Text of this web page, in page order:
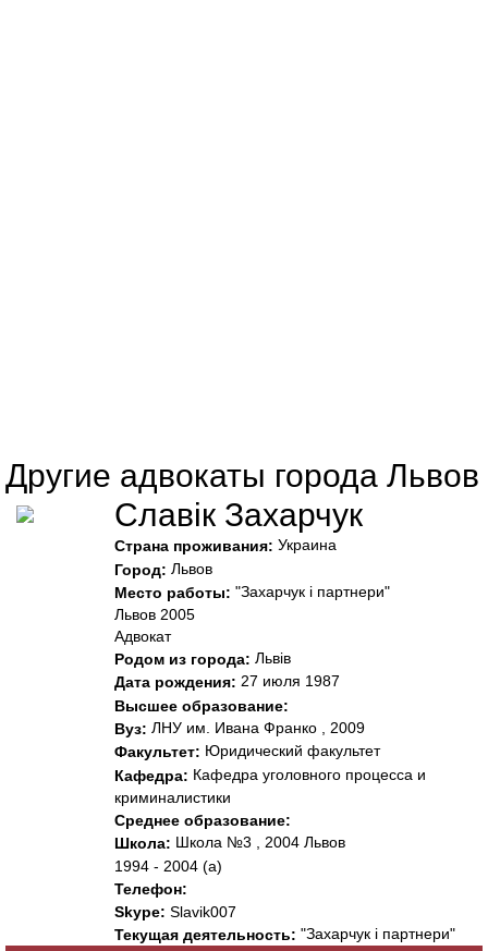
Другие адвокаты города Львов
Славік Захарчук
Страна проживания: Украина
Город: Львов
Место работы: "Захарчук і партнери"
Львов 2005
Адвокат
Родом из города: Львів
Дата рождения: 27 июля 1987
Высшее образование:
Вуз: ЛНУ им. Ивана Франко , 2009
Факультет: Юридический факультет
Кафедра: Кафедра уголовного процесса и
криминалистики
Среднее образование:
Школа: Школа №3 , 2004 Львов
1994 - 2004 (а)
Телефон:
Skype: Slavik007
Текущая деятельность: "Захарчук і партнери"